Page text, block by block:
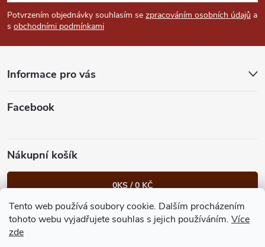
Tento web používá soubory cookie. Dalším procházením
tohoto webu vyjadřujete souhlas s jejich používáním. Více
zde
p
a
Potvrzením objednávky souhlasím se zpracováním osobních údajů a
s obchodními podmínkami
Informace pro vás
Facebook
Nákupní košík
0KS /0 KČ
Heureka.cz Facebook Instagram Bonvolo - přidej se taky